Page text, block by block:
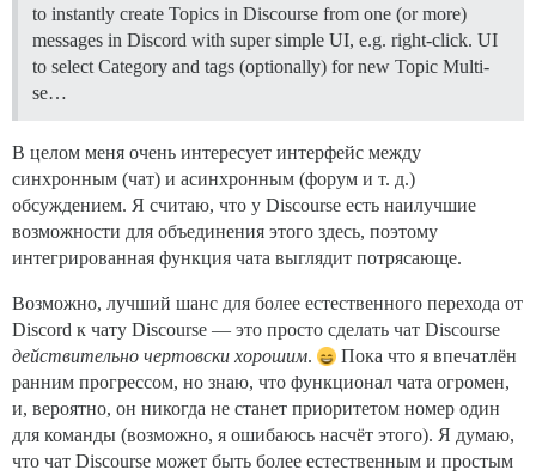
to instantly create Topics in Discourse from one (or more)
messages in Discord with super simple UI, e.g. right-click. UI
to select Category and tags (optionally) for new Topic Multi-
se…
В целом меня очень интересует интерфейс между
синхронным (чат) и асинхронным (форум и т. д.)
обсуждением. Я считаю, что у Discourse есть наилучшие
возможности для объединения этого здесь, поэтому
интегрированная функция чата выглядит потрясающе.
Возможно, лучший шанс для более естественного перехода от
Discord к чату Discourse — это просто сделать чат Discourse
действительно чертовски хорошим.
Пока что я впечатлён
ранним прогрессом, но знаю, что функционал чата огромен,
и, вероятно, он никогда не станет приоритетом номер один
для команды (возможно, я ошибаюсь насчёт этого). Я думаю,
что чат Discourse может быть более естественным и простым